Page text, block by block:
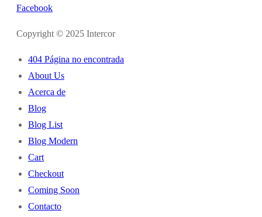
Facebook
Copyright © 2025 Intercor
404 Página no encontrada
About Us
Acerca de
Blog
Blog List
Blog Modern
Cart
Checkout
Coming Soon
Contacto